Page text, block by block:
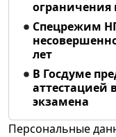
ограничения
Спецрежим
лет
В Госдуме
аттестацией
экзамена
Персональные